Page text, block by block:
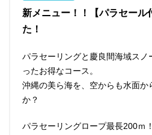
マリンスポーツ
チャーター
新メニュー！！【パラセール
た！
パラセーリングと慶良間海域スノ
ったお得なコース。
沖縄の美ら海を、空からも水面か
か？
パラセーリングロープ最長200ｍ